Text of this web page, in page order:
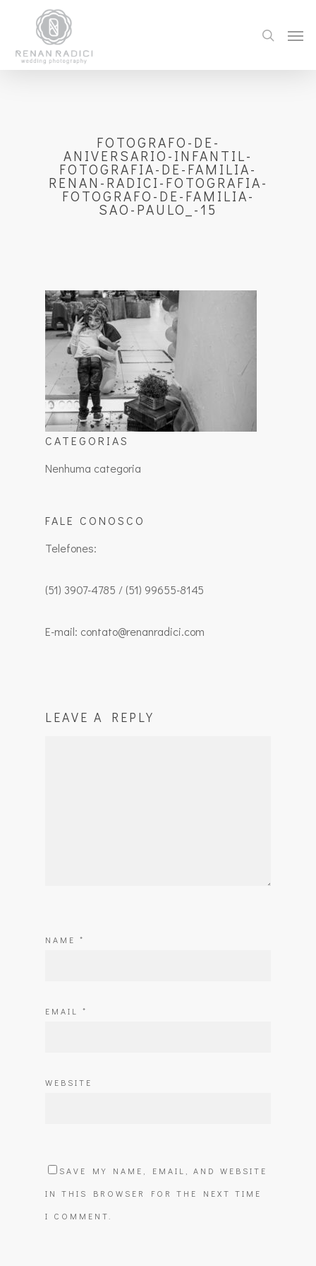
FOTOGRAFO-DE-
ANIVERSARIO-INFANTIL-
FOTOGRAFIA-DE-FAMILIA-
RENAN-RADICI-FOTOGRAFIA-
FOTOGRAFO-DE-FAMILIA-
SAO-PAULO_-15
CATEGORIAS
Nenhuma categoria
FALE CONOSCO
Telefones:
(51) 3907-4785 / (51) 99655-8145
E-mail: contato@renanradici.com
LEAVE A REPLY
NAME *
EMAIL *
WEBSITE
SAVE MY NAME, EMAIL, AND WEBSITE
IN THIS BROWSER FOR THE NEXT TIME
I COMMENT.